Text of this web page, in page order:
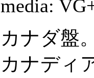
media:
カナダ盤
カナディ